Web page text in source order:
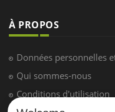
À PROPOS
Données personnelles
Qui sommes-nous
Conditions d'utilisation